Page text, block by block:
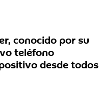
conocido por su
teléfono
desde todos